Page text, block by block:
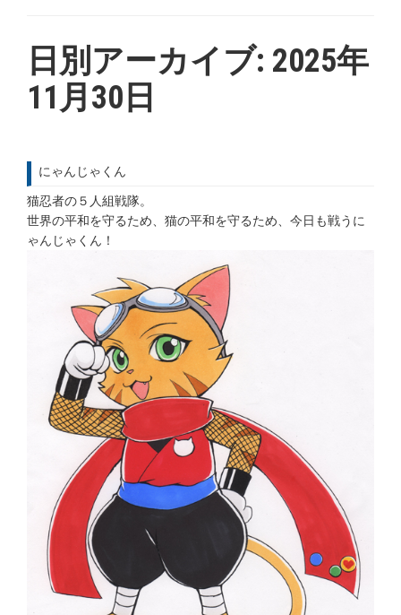
日別アーカイブ: 2025年
11月30日
にゃんじゃくん
猫忍者の５人組戦隊。
世界の平和を守るため、猫の平和を守るため、今日も戦うに
ゃんじゃくん！